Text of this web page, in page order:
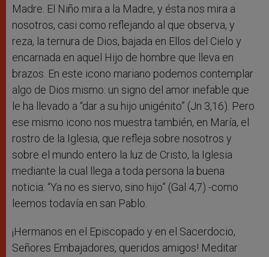
Madre. El Niño mira a la Madre, y ésta nos mira a
nosotros, casi como reflejando al que observa, y
reza, la ternura de Dios, bajada en Ellos del Cielo y
encarnada en aquel Hijo de hombre que lleva en
brazos. En este icono mariano podemos contemplar
algo de Dios mismo: un signo del amor inefable que
le ha llevado a “dar a su hijo unigénito” (Jn 3,16). Pero
ese mismo icono nos muestra también, en María, el
rostro de la Iglesia, que refleja sobre nosotros y
sobre el mundo entero la luz de Cristo, la Iglesia
mediante la cual llega a toda persona la buena
noticia: “Ya no es siervo, sino hijo” (Gal 4,7) -como
leemos todavía en san Pablo.
¡Hermanos en el Episcopado y en el Sacerdocio,
Señores Embajadores, queridos amigos! Meditar